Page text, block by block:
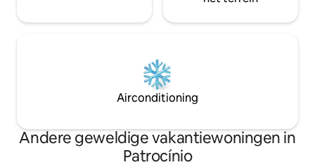
Airconditioning
Andere geweldige vakantiewoningen in
Patrocínio